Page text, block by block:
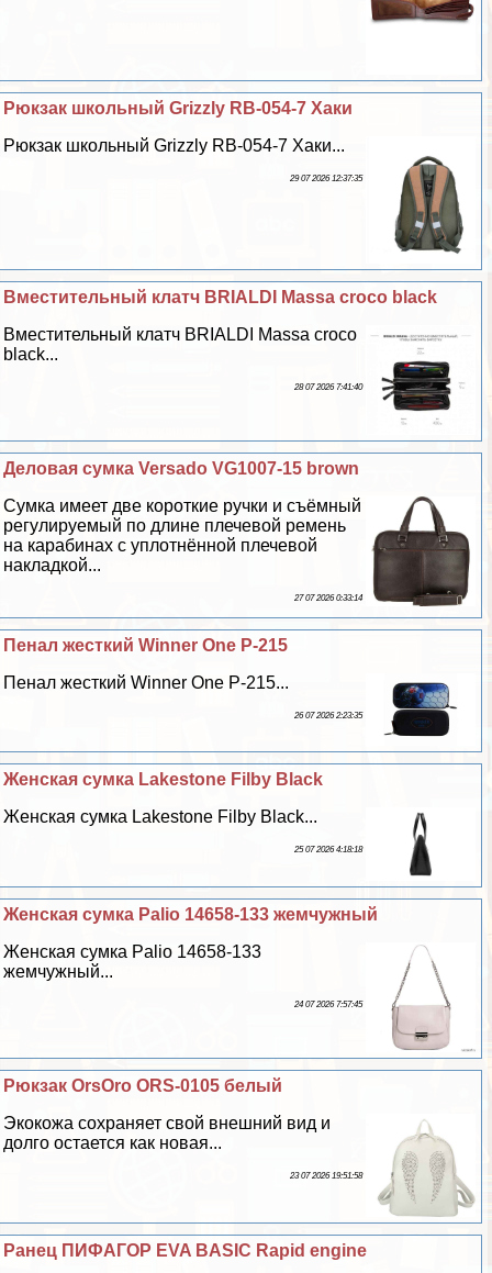
Рюкзак школьный Grizzly RB-054-7 Хаки
Рюкзак школьный Grizzly RB-054-7 Хаки...
29 07 2026 12:37:35
Вместительный клатч BRIALDI Massa croco black
Вместительный клатч BRIALDI Massa croco
black...
28 07 2026 7:41:40
Деловая сумка Versado VG1007-15 brown
Сумка имеет две короткие ручки и съёмный
регулируемый по длине плечевой ремень
на карабинах с уплотнённой плечевой
накладкой...
27 07 2026 0:33:14
Пенал жесткий Winner One P-215
Пенал жесткий Winner One P-215...
26 07 2026 2:23:35
Женская сумка Lakestone Filby Black
Женская сумка Lakestone Filby Black...
25 07 2026 4:18:18
Женская сумка Palio 14658-133 жемчужный
Женская сумка Palio 14658-133
жемчужный...
24 07 2026 7:57:45
Рюкзак OrsOro ORS-0105 белый
Экокожа сохраняет свой внешний вид и
долго остается как новая...
23 07 2026 19:51:58
Ранец ПИФАГОР EVA BASIC Rapid engine